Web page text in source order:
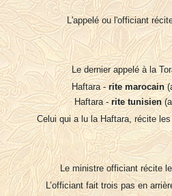
L'appelé ou l'officiant
Le dernier appelé à la
Haftara -rite marocain
Haftara -rite tunisien
Celui qui a lu la Haftara, récite
Le ministre officiant récite
L’officiant fait trois pas en